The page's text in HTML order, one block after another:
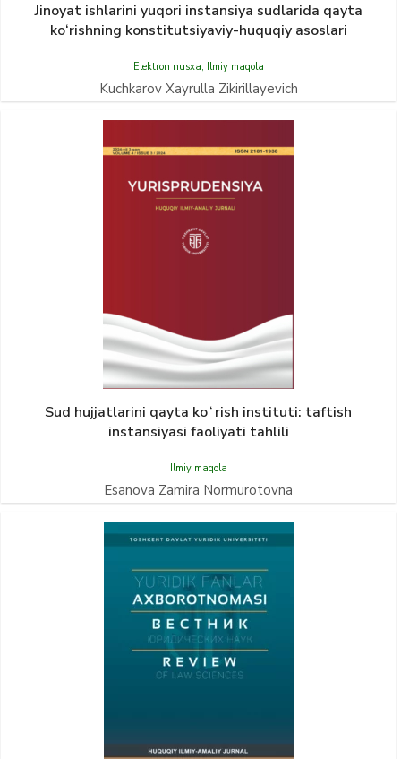
Jinoyat ishlarini yuqori instansiya sudlarida qayta
kо‘rishning konstitutsiyaviy-huquqiy asoslari
Elektron nusxa, Ilmiy maqola
Kuchkarov Xayrulla Zikirillayevich
Sud hujjatlarini qayta koʻrish instituti: taftish
instansiyasi faoliyati tahlili
Ilmiy maqola
Esanova Zamira Normurotovna